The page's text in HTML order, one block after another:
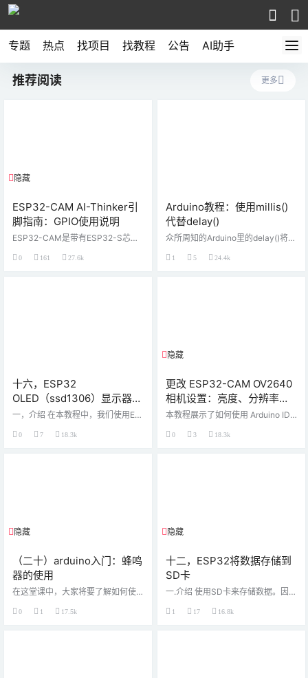
专题 热点 找项目 找教程 公告 AI助手
推荐阅读 更多
隐藏
ESP32-CAM AI-Thinker引
脚指南：GPIO使用说明
ESP32-CAM是带有ESP32-S芯
槽和几个用于连接外围设备的GPIO
0 161 27.6k
Arduino教程：使用millis()
代替delay()
众所周知的Arduino里的delay()将程
()另一方面，是一个返回自程序启动
1 5 24.4k
十六，ESP32
OLED（ssd1306）显示器入
门
一，介绍 在本教程中，我们使用ES
ello word”，为了与显示屏进行交
0 7 18.3k
隐藏
更改 ESP32-CAM OV2640
相机设置：亮度、分辨率、
质量、对比度等
本教程展示了如何使用 Arduino IDE
置，例如对比度、亮度、分辨率、
0 3 18.3k
隐藏
（二十）arduino入门：蜂鸣
器的使用
在这堂课中，大家将要了解如何使
两种。 第一步 准备材料 arduino un
0 1 17.5k
隐藏
十二，ESP32将数据存储到
SD卡
一.介绍 使用SD卡来存储数据。因为
可以存储更多数据。为什么SD卡对
1 17 16.8k